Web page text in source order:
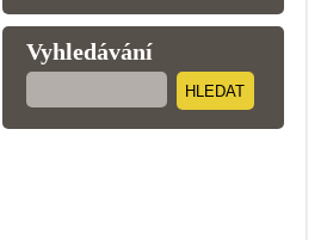
Vyhledávání
HLEDAT